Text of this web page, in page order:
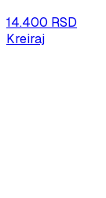
14.400 RSD
Kreiraj